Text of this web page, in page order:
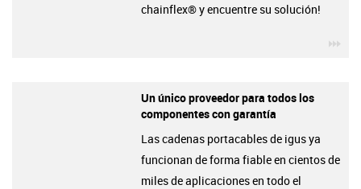
chainflex® y encuentre su solución!
Un único proveedor para todos los
componentes con garantía
Las cadenas portacables de igus ya
funcionan de forma fiable en cientos de
miles de aplicaciones en todo el